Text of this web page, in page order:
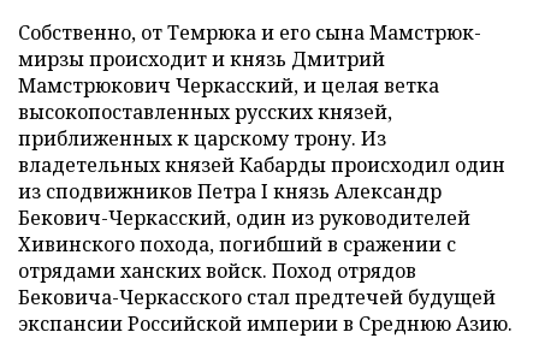
Собственно, от Темрюка и его сына Мамстрюк-
мирзы происходит и князь Дмитрий
Мамстрюкович Черкасский, и целая ветка
высокопоставленных русских князей,
приближенных к царскому трону. Из
владетельных князей Кабарды происходил один
из сподвижников Петра I князь Александр
Бекович-Черкасский, один из руководителей
Хивинского похода, погибший в сражении с
отрядами ханских войск. Поход отрядов
Бековича-Черкасского стал предтечей будущей
экспансии Российской империи в Среднюю Азию.